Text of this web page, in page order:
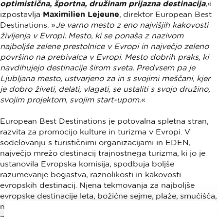
optimistična, športna, družinam prijazna destinacija,«
izpostavlja Maximilien Lejeune, direktor European Best
Destinations. »Je varno mesto z eno najvišjih kakovosti
življenja v Evropi. Mesto, ki se ponaša z nazivom
najboljše zelene prestolnice v Evropi in največjo zeleno
površino na prebivalca v Evropi. Mesto dobrih praks, ki
navdihujejo destinacije širom sveta. Predvsem pa je
Ljubljana mesto, ustvarjeno za in s svojimi meščani, kjer
je dobro živeti, delati, vlagati, se ustaliti s svojo družino,
svojim projektom, svojim start-upom.«
European Best Destinations je potovalna spletna stran,
razvita za promocijo kulture in turizma v Evropi. V
sodelovanju s turističnimi organizacijami in EDEN,
največjo mrežo destinacij trajnostnega turizma, ki jo je
ustanovila Evropska komisija, spodbuja boljše
razumevanje bogastva, raznolikosti in kakovosti
evropskih destinacij. Njena tekmovanja za najboljše
evropske destinacije leta, božične sejme, plaže, smučišča,
najbolj romantične destinacije so postala